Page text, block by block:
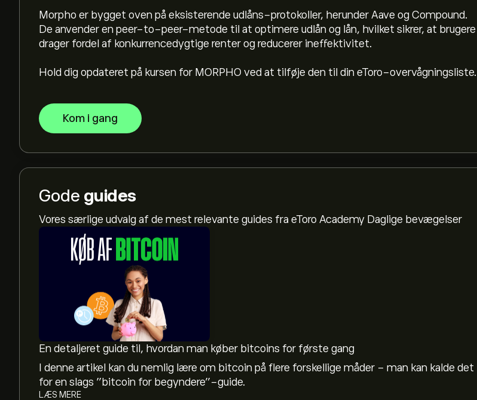
Morpho er bygget oven på eksisterende udlåns-protokoller, herunder Aave og Compound.
De anvender en peer-to-peer-metode til at optimere udlån og lån, hvilket sikrer, at brugere
drager fordel af konkurrencedygtige renter og reducerer ineffektivitet.
Hold dig opdateret på kursen for MORPHO ved at tilføje den til din eToro-overvågningsliste.
Kom i gang
Gode guides
Vores særlige udvalg af de mest relevante guides fra eToro Academy Daglige bevægelser
En detaljeret guide til, hvordan man køber bitcoins for første gang
I denne artikel kan du nemlig lære om bitcoin på flere forskellige måder - man kan kalde det
for en slags ”bitcoin for begyndere”-guide.
LÆS MERE